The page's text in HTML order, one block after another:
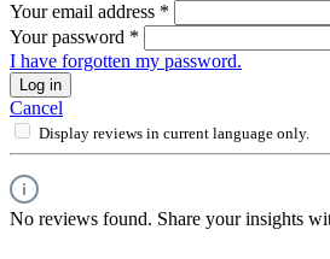
Your email address *
Your password *
I have forgotten my password.
Log in
Cancel
Display reviews in current language only.
No reviews found. Share your insights